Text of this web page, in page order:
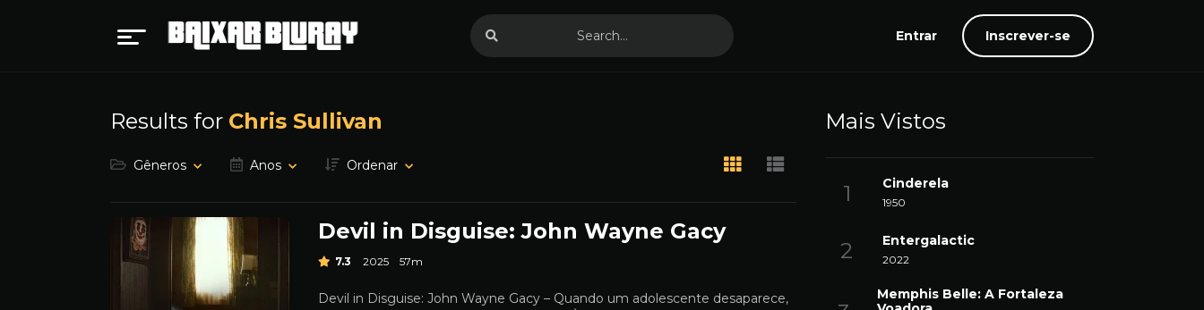
Entrar Inscrever-se
Results for Chris Sullivan
Gêneros Anos Ordenar
Devil in Disguise: John Wayne Gacy
7.3 2025 57m
Devil in Disguise: John Wayne Gacy – Quando um adolescente desaparece,
Mais Vistos
Cinderela
1950
Entergalactic
2022
Memphis Belle: A Fortaleza